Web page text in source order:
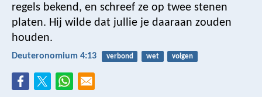
regels bekend, en schreef ze op twee stenen
platen. Hij wilde dat jullie je daaraan zouden
houden.
Deuteronomium 4:13 verbond wet volgen